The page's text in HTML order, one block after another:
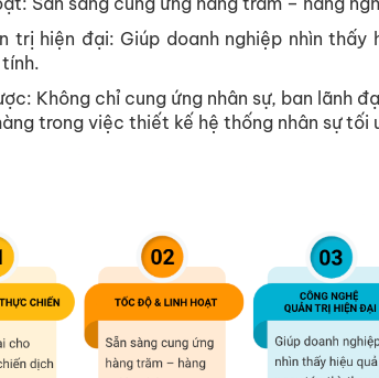
trị hiện đại: Giúp doanh nghiệp nhìn
Không chỉ cung ứng nhân sự, ban lãnh
trong việc thiết kế hệ thống nhân sự tối